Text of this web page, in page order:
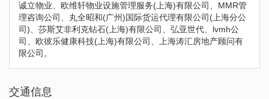
诚立物业、欧维轩物业设施管理服务(上海)有限公司、MMR管
理咨询公司、丸全昭和(广州)国际货运代理有限公司(上海分公
司)、莎斯艾非利克钻石(上海)有限公司、弘亚世代、lvmh公
司、欧彼乐健康科技(上海)有限公司、上海涛汇房地产顾问有
限公司。
交通信息